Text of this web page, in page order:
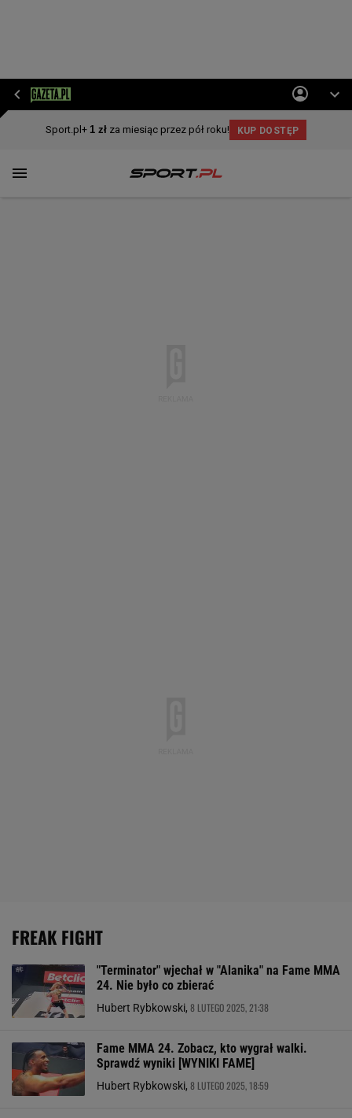
FREAK FIGHT
"Terminator" wjechał w "Alanika" na Fame MMA
24. Nie było co zbierać
Hubert Rybkowski, 8 LUTEGO 2025, 21:38
Fame MMA 24. Zobacz, kto wygrał walki.
Sprawdź wyniki [WYNIKI FAME]
Hubert Rybkowski, 8 LUTEGO 2025, 18:59